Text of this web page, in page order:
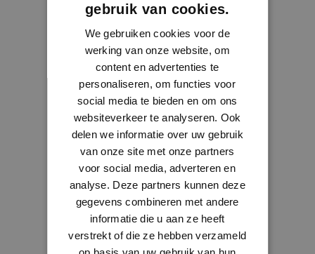
gebruik van cookies.
We gebruiken cookies voor de
werking van onze website, om
content en advertenties te
personaliseren, om functies voor
social media te bieden en om ons
websiteverkeer te analyseren. Ook
delen we informatie over uw gebruik
van onze site met onze partners
voor social media, adverteren en
analyse. Deze partners kunnen deze
gegevens combineren met andere
informatie die u aan ze heeft
verstrekt of die ze hebben verzameld